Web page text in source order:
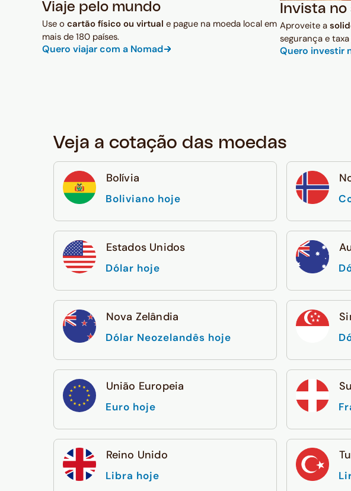
Viaje pelo mundo
Use o cartão físico ou virtual e pague na moeda local em
mais de 180 países.
Quero viajar com a Nomad
Invista
Aproveite a
segurança e
Quero investir
Veja a cotação das moedas
Bolívia
Boliviano hoje
Estados Unidos
Dólar hoje
Nova Zelândia
Dólar Neozelandês hoje
União Europeia
Euro hoje
Reino Unido
Libra hoje